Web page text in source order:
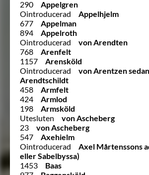
290
Appelgren
Ointroducerad
Appelhjelm
677
Appelman
894
Appelroth
Ointroducerad
von Arendten
768
Arenfelt
1157
Arensköld
Ointroducerad
von Arentzen
Arendtschildt
458
Armfelt
424
Armlod
198
Armsköld
Utesluten
von Ascheberg
23
von Ascheberg
547
Axehielm
Ointroducerad
Axel Mårtenssons
eller Sabelbyssa)
1453
Baas